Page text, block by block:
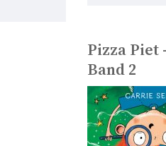
Pizza Piet
Band 2